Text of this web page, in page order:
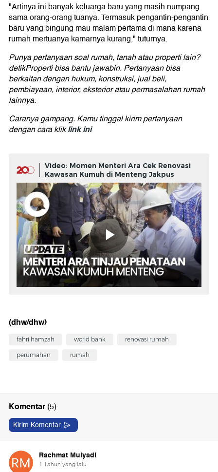
"Artinya ini banyak keluarga baru yang masih numpang
sama orang-orang tuanya. Termasuk pengantin-pengantin
baru yang bingung mau malam pertama di mana karena
rumah mertuanya kamarnya kurang," tuturnya.
Punya pertanyaan soal rumah, tanah atau properti lain?
detikProperti bisa bantu jawabin. Pertanyaan bisa
berkaitan dengan hukum, konstruksi, jual beli,
pembiayaan, interior, eksterior atau permasalahan rumah
lainnya.
Caranya gampang. Kamu tinggal kirim pertanyaan
dengan cara kliklink ini
Video: Momen Menteri Ara Cek Renovasi
Kawasan Kumuh di Menteng Jakpus
(dhw/dhw)
fahri hamzah world bank renovasi rumah
perumahan rumah